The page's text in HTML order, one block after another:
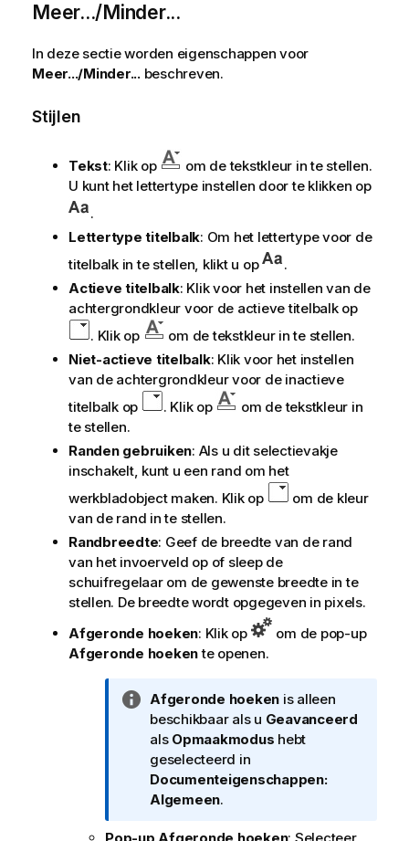
Meer.../Minder...
In deze sectie worden eigenschappen voor
Meer.../Minder...beschreven.
Stijlen
Tekst: Klik op
om de tekstkleur in te stellen.
U kunt het lettertype instellen door te klikken op
.
Lettertype titelbalk: Om het lettertype voor de
titelbalk in te stellen, klikt u op
.
Actieve titelbalk: Klik voor het instellen van de
achtergrondkleur voor de actieve titelbalk op
. Klik op
om de tekstkleur in te stellen.
Niet-actieve titelbalk: Klik voor het instellen
van de achtergrondkleur voor de inactieve
titelbalk op
. Klik op
om de tekstkleur in
te stellen.
Randen gebruiken: Als u dit selectievakje
inschakelt, kunt u een rand om het
werkbladobject maken. Klik op
om de kleur
van de rand in te stellen.
Randbreedte: Geef de breedte van de rand
van het invoerveld op of sleep de
schuifregelaar om de gewenste breedte in te
stellen. De breedte wordt opgegeven in pixels.
Afgeronde hoeken: Klik op
om de pop-up
Afgeronde hoekente openen.
I
n
f
o
r
m
Afgeronde hoeken is alleen
beschikbaar als u Geavanceerd
als Opmaakmodus hebt
geselecteerd in
Documenteigenschappen:
Algemeen.